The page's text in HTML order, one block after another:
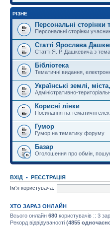
РІЗНЕ
Персональні сторінки
Персональні сторінки
Статті Ярослава
Статті Я. Р. Дашкевича з
Бібліотека
Тематичні видання,
Українські землі,
Адміністративно-
Корисні лінки
Посилання на тематичні
Гумор
Гумор на тематику форуму
Базар
Оголошення про обмін,
ВХІД • РЕЄСТРАЦІЯ
Ім'я користувача:
ХТО ЗАРАЗ ОНЛАЙН
Всього онлайн 680 користувачів :: 3
Рекорд відвідуваності (4855